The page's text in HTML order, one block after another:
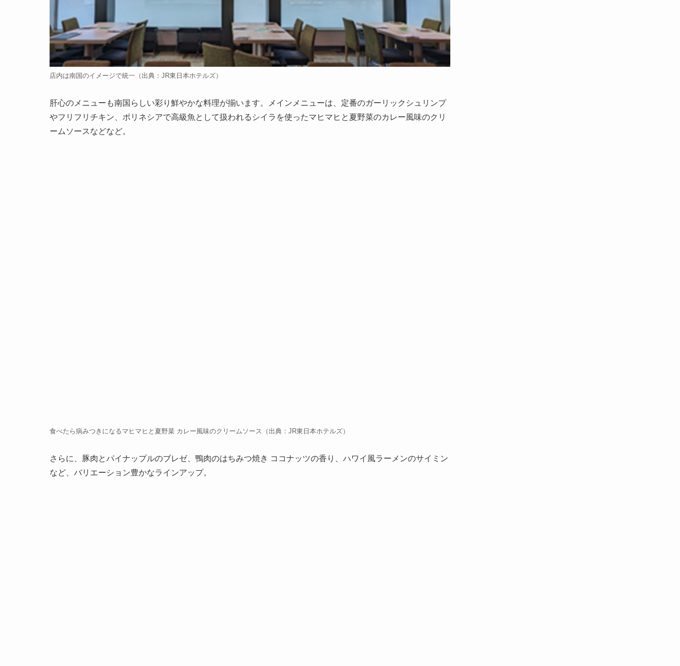
店内は南国のイメージで統一（出典：JR東日本ホテルズ）
肝心のメニューも南国らしい彩り鮮やかな料理が揃います。メインメニューは、定番のガーリックシュリンプ
やフリフリチキン、ポリネシアで高級魚として扱われるシイラを使ったマヒマヒと夏野菜のカレー風味のクリ
ームソースなどなど。
食べたら病みつきになるマヒマヒと夏野菜 カレー風味のクリームソース（出典：JR東日本ホテルズ）
さらに、豚肉とパイナップルのブレゼ、鴨肉のはちみつ焼き ココナッツの香り、ハワイ風ラーメンのサイミン
など、バリエーション豊かなラインアップ。